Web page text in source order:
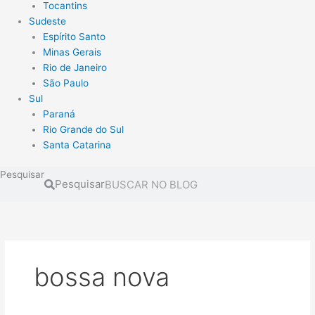
Tocantins
Sudeste
Espírito Santo
Minas Gerais
Rio de Janeiro
São Paulo
Sul
Paraná
Rio Grande do Sul
Santa Catarina
Pesquisar
Pesquisar
bossa nova